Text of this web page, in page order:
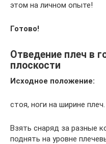
этом на личном опыте!
Готово!
Отведение плеч в
плоскости
Исходное положение:
стоя, ноги на ширине плеч.
Взять снаряд за разные
поднять на уровне